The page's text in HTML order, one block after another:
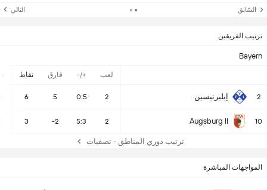
السّابق التالي
ترتيب الفريقين
Bayern
لعب +/- فارق نقاط
2 إيليرتيسين 2
0:5
5
6
10
Augsburg II
2
5:3
-2
3
ترتيب دوري المناطق - تصفيات
المواجهات المباشرة